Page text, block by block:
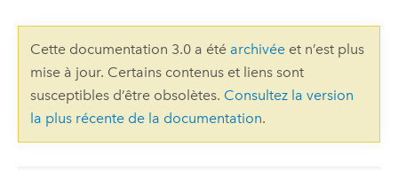
Cette documentation 3.0 a été archivéeet n’est plus
mise à jour. Certains contenus et liens sont
susceptibles d’être obsolètes. Consultez la version
la plus récente de la documentation.